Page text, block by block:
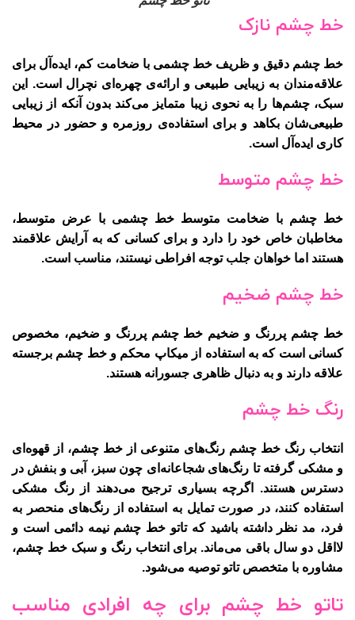
خط چشم نازک
خط چشم دقیق و ظریف خط چشمی با ضخامت کم، ایده‌آل برای
علاقه‌مندان به زیبایی طبیعی و ارائه‌ی چهره‌ای نچرال است. این
سبک، چشم‌ها را به نحوی زیبا متمایز می‌کند بدون آنکه از زیبایی
طبیعی‌شان بکاهد و برای استفاده‌ی روزمره و حضور در محیط
کاری ایده‌آل است.
خط چشم متوسط
خط چشم با ضخامت متوسط خط چشمی با عرض متوسط،
مخاطبان خاص خود را دارد و برای کسانی که به آرایش علاقمند
هستند اما خواهان جلب توجه افراطی نیستند، مناسب است.
خط چشم ضخیم
خط چشم پررنگ و ضخیم خط چشم پررنگ و ضخیم، مخصوص
کسانی است که به استفاده از میکاپ محکم و خط چشم برجسته
علاقه دارند و به دنبال ظاهری جسورانه هستند.
رنگ خط چشم
انتخاب رنگ خط چشم رنگ‌های متنوعی از خط چشم، از قهوه‌ای
و مشکی گرفته تا رنگ‌های شجاعانه‌ای چون سبز، آبی و بنفش در
دسترس هستند. اگرچه بسیاری ترجیح می‌دهند از رنگ مشکی
استفاده کنند، در صورت تمایل به استفاده از رنگ‌های منحصر به
فرد، مد نظر داشته باشید که تاتو خط چشم نیمه دائمی است و
لااقل دو سال باقی می‌ماند. برای انتخاب رنگ و سبک خط چشم،
مشاوره با متخصص تاتو توصیه می‌شود.
تاتو خط چشم برای چه افرادی مناسب